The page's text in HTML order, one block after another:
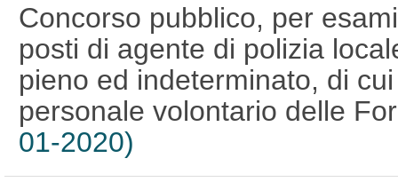
Concorso pubblico, per
posti di agente di polizia
pieno ed indeterminato, di
personale volontario delle
01-2020)